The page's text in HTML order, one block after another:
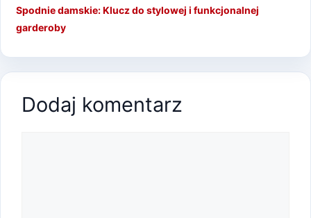
Spodnie damskie: Klucz do stylowej i funkcjonalnej
garderoby
Dodaj komentarz